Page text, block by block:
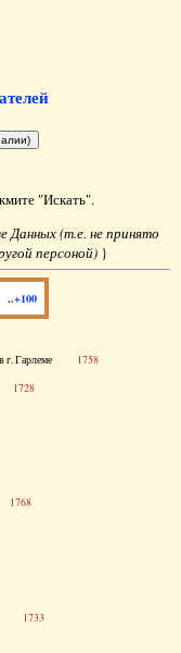
"Искать".
Данных (т.е. не принято
персоной) }
..+100
в г. Гарлеме 1758
1728
1768
1733